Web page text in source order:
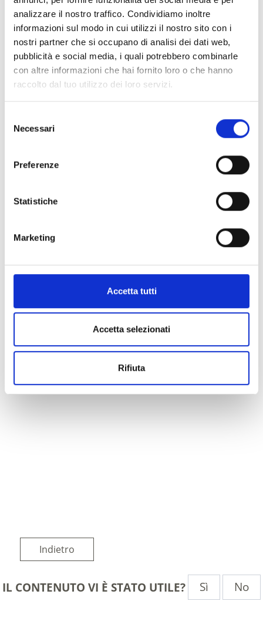
analizzare il nostro traffico. Condividiamo inoltre
informazioni sul modo in cui utilizzi il nostro sito con i
nostri partner che si occupano di analisi dei dati web,
pubblicità e social media, i quali potrebbero combinarle
con altre informazioni che hai fornito loro o che hanno
raccolto dal tuo utilizzo dei loro servizi.
delNecessari
Preferenze
Statistiche
Marketing
Accetta tutti
Accetta selezionati
Rifiuta
scaricare GPX
V
Cabinovia Pulpito
Posizione
Indietro
IL CONTENUTO VI È STATO UTILE? Sì No